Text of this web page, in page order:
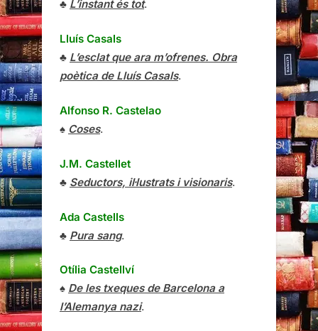
♣ L’instant és tot.
Lluís Casals
♣ L’esclat que ara m’ofrenes. Obra
poètica de Lluís Casals.
Alfonso R. Castelao
♠ Coses.
J.M. Castellet
♣ Seductors, il·lustrats i visionaris.
Ada Castells
♣ Pura sang.
Otília Castellví
♠ De les txeques de Barcelona a
l’Alemanya nazi.